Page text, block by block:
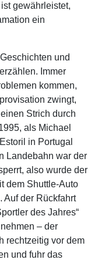
gewährleistet,
ein
und
Immer
kommen,
zwingt,
Strich durch
als Michael
in Portugal
Landebahn war der
also wurde der
dem Shuttle-Auto
Auf der Rückfahrt
des Jahres“
– der
rechtzeitig vor dem
und fuhr das